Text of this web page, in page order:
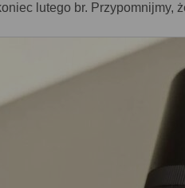
lutego br. Przypomnijmy,